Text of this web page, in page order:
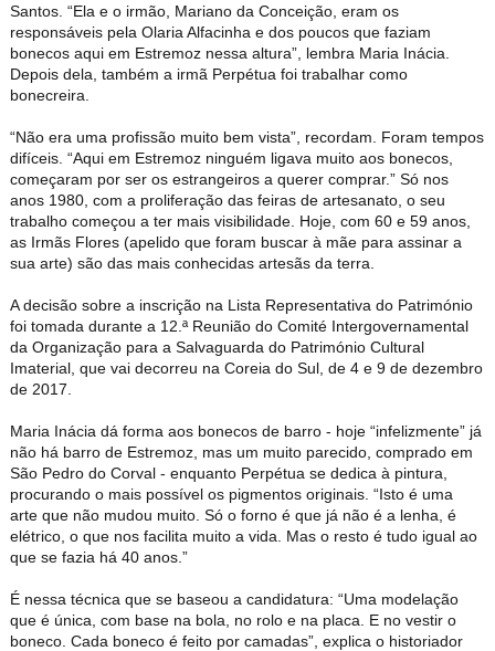
Santos. “Ela e o irmão, Mariano da Conceição, eram os
responsáveis pela Olaria Alfacinha e dos poucos que faziam
bonecos aqui em Estremoz nessa altura”, lembra Maria Inácia.
Depois dela, também a irmã Perpétua foi trabalhar como
bonecreira.
“Não era uma profissão muito bem vista”, recordam. Foram tempos
difíceis. “Aqui em Estremoz ninguém ligava muito aos bonecos,
começaram por ser os estrangeiros a querer comprar.” Só nos
anos 1980, com a proliferação das feiras de artesanato, o seu
trabalho começou a ter mais visibilidade. Hoje, com 60 e 59 anos,
as Irmãs Flores (apelido que foram buscar à mãe para assinar a
sua arte) são das mais conhecidas artesãs da terra.
A decisão sobre a inscrição na Lista Representativa do Património
foi tomada durante a 12.ª Reunião do Comité Intergovernamental
da Organização para a Salvaguarda do Património Cultural
Imaterial, que vai decorreu na Coreia do Sul, de 4 e 9 de dezembro
de 2017.
Maria Inácia dá forma aos bonecos de barro - hoje “infelizmente” já
não há barro de Estremoz, mas um muito parecido, comprado em
São Pedro do Corval - enquanto Perpétua se dedica à pintura,
procurando o mais possível os pigmentos originais. “Isto é uma
arte que não mudou muito. Só o forno é que já não é a lenha, é
elétrico, o que nos facilita muito a vida. Mas o resto é tudo igual ao
que se fazia há 40 anos.”
É nessa técnica que se baseou a candidatura: “Uma modelação
que é única, com base na bola, no rolo e na placa. E no vestir o
boneco. Cada boneco é feito por camadas”, explica o historiador